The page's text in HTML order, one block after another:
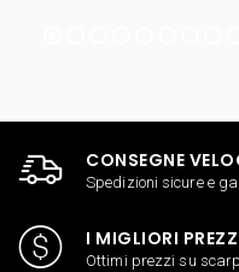
CONSEGNE
Spedizioni sicure e
I MIGLIORI
Ottimi prezzi su